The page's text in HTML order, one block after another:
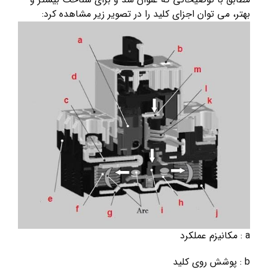
بهتر، می توان اجزای کلید را در تصویر زیر مشاهده کرد:
a : مکانیزم عملکرد
b : پوشش روی کلید